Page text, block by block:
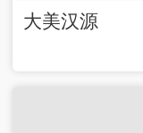
大美汉源